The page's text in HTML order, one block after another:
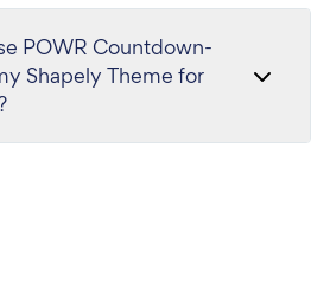
POWR Countdown-
Shapely Theme for